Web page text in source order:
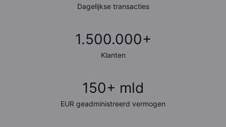
Dagelijkse transacties
1.500.000+
Klanten
150+ mld
EUR geadministreerd vermogen